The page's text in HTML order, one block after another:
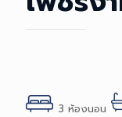
3 ห้องนอน